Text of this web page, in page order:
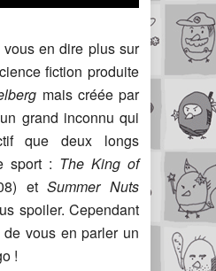
en dire plus sur
fiction produite
mais créée par
grand inconnu qui
que deux longs
sport : The King of
etSummer Nuts
spoiler. Cependant
vous en parler un
!